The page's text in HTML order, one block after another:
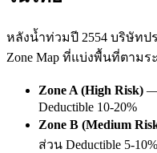
หลังน้ำท่วมปี 2554 บริษัทป
Zone Map ที่แบ่งพื้นที่ตามร
Zone A (High Risk) —
Deductible 10-20%
Zone B (Medium
ส่วน Deductible 5-10%